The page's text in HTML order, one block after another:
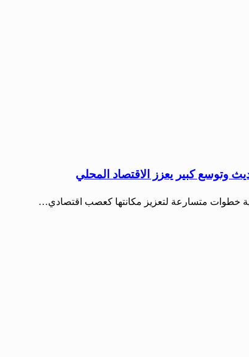
وتوسع كبير يعزز الاقتصاد المحلي
خطوات متسارعة لتعزيز مكانتها كعصب اقتصادي…